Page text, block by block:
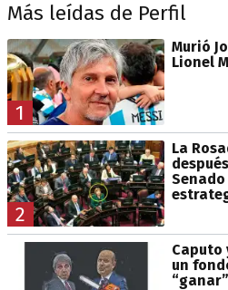
Más leídas de Perfil
1
Murió
Lionel
2
La
Caputo
un